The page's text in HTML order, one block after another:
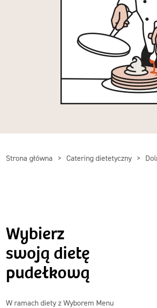
Strona główna Catering dietetyczny
Wybierz
swoją dietę
pudełkową
W ramach diety z Wyborem Menu